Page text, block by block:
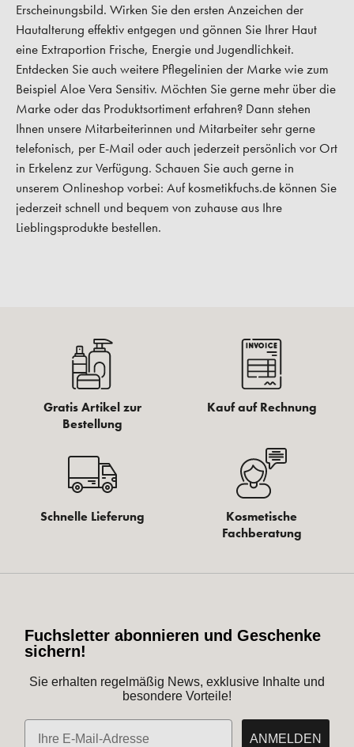
Erscheinungsbild. Wirken Sie den ersten Anzeichen der
Hautalterung effektiv entgegen und gönnen Sie Ihrer Haut
eine Extraportion Frische, Energie und Jugendlichkeit.
Entdecken Sie auch weitere Pflegelinien der Marke wie zum
Beispiel Aloe Vera Sensitiv. Möchten Sie gerne mehr über die
Marke oder das Produktsortiment erfahren? Dann stehen
Ihnen unsere Mitarbeiterinnen und Mitarbeiter sehr gerne
telefonisch, per E-Mail oder auch jederzeit persönlich vor Ort
in Erkelenz zur Verfügung. Schauen Sie auch gerne in
unserem Onlineshop vorbei: Auf kosmetikfuchs.de können Sie
jederzeit schnell und bequem von zuhause aus Ihre
Lieblingsprodukte bestellen.
Gratis Artikel zur
Bestellung
Kauf auf Rechnung
Schnelle Lieferung
Kosmetische
Fachberatung
Fuchsletter abonnieren und Geschenke
sichern!
Sie erhalten regelmäßig News, exklusive Inhalte und
besondere Vorteile!
E-Mail
ANMELDEN